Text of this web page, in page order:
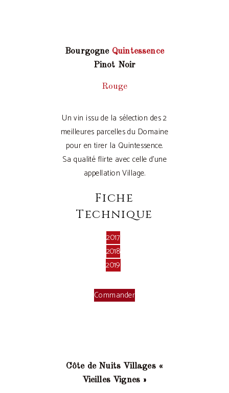
Bourgogne Quintessence
Pinot Noir
Rouge
Un vin issu de la sélection des 2
meilleures parcelles du Domaine
pour en tirer la Quintessence.
Sa qualité flirte avec celle d’une
appellation Village.
Fiche
Technique
2017
2018
2019
Commander
Côte de Nuits Villages «
Vieilles Vignes »